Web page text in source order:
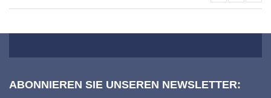
ABONNIEREN SIE UNSEREN NEWSLETTER: